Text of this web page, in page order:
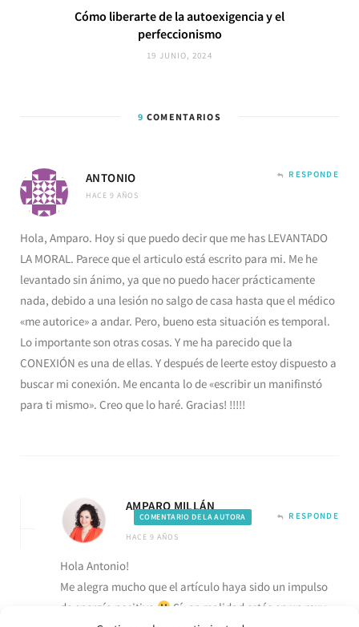
Cómo liberarte de la autoexigencia y el
perfeccionismo
19 JUNIO, 2024
9 COMENTARIOS
ANTONIO
HACE 9 AÑOS
RESPONDE
Hola, Amparo. Hoy si que puedo decir que me has LEVANTADO
LA MORAL. Parece que el articulo está escrito para mi. Me he
levantado sin ánimo, ya que no puedo hacer prácticamente
nada, debido a una lesión no salgo de casa hasta que el médico
«me autorice» a andar. Pero, bueno esta situación es temporal.
Lo importante son otras cosas. Y me ha parecido que la
CONEXIÓN es una de ellas. Y después de leerte estoy dispuesto a
buscar mi conexión. Me encanta lo de «escribir un manifinstó
para ti mismo». Creo que lo haré. Gracias! !!!!!
AMPARO MILLÁN
COMENTARIO DE LA AUTORA
HACE 9 AÑOS
RESPONDE
Hola Antonio!
Me alegra mucho que el artículo haya sido un impulso
de energía positiva
Sí, en realidad estás en un muy